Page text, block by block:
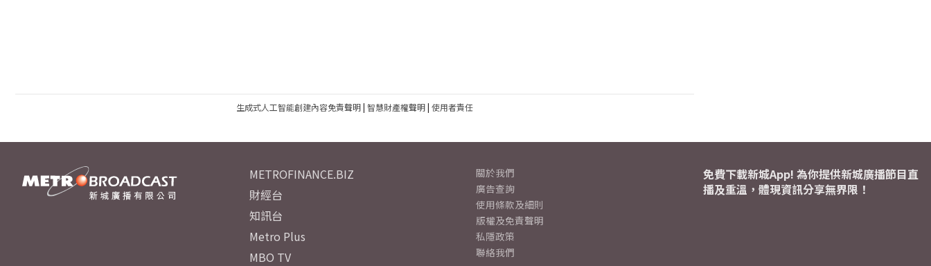
生成式人工智能創建內容免責聲明| 智慧財產權聲明| 使用者責任
METROFINANCE.BIZ
財經台
知訊台
Metro Plus
MBO TV
關於我們
廣告查詢
使用條款及細則
版權及免責聲明
私隱政策
聯絡我們
免費下載新城App! 為你提供新城廣播節目直
播及重溫，體現資訊分享無界限！